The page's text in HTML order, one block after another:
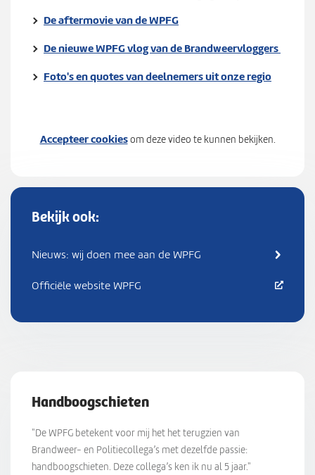
De aftermovie van de WPFG
De nieuwe WPFG vlog van de Brandweervloggers
Foto's en quotes van deelnemers uit onze regio
Accepteer cookiesom deze video te kunnen bekijken.
Bekijk ook:
Nieuws: wij doen mee aan de WPFG
Officiële website WPFG
Handboogschieten
"De WPFG betekent voor mij het het terugzien van
Brandweer- en Politiecollega’s met dezelfde passie:
handboogschieten. Deze collega’s ken ik nu al 5 jaar."